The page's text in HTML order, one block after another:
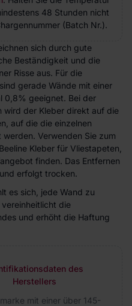
48 Stunden nicht
(Batch Nr.).
sich durch gute
Beständigkeit und die
Risse aus. Für die
gerade Wände mit einer
0,8% geeignet. Bei der
wird der Kleber direkt auf die
auf die die einzelnen
Verwenden Sie zum
Kleber für Vliestapeten,
finden. Das Entfernen
erfolgt trocken.
es sich, jede Wand zu
die
und erhöht die Haftung
des
Herstellers
mit einer über 145-